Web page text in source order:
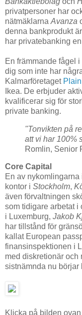
privatpersoner har
nätmäklarna Avanza
denna bankprodukt
har privatebanking
En främmande fågel
dig som inte har
Kalmarföretaget
Ikea. De erbjuder
kvalificerar sig för
private banking.
"Tonvikten på
att vi har 100%
Romlin, Senior
Core Capital
En av
kontor i Stockholm,
även förvaltningen
som tidigare arbetat i
i Luxemburg, Jakob
har tillstånd för
kallat European
finansinspektionen i
med diskretionär och
sistnämnda nu börjar
Klicka på bilden